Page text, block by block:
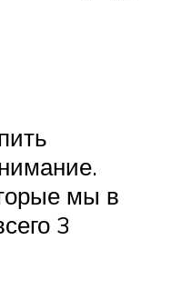
мы в
3